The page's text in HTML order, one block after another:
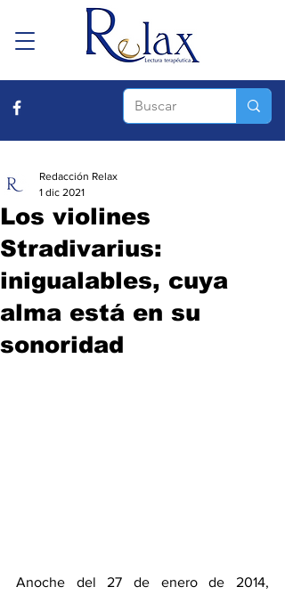
Los violines
Stradivarius:
inigualables, cuya
alma está en su
sonoridad
Redacción Relax
1 dic 2021
Anoche del 27 de enero de 2014,